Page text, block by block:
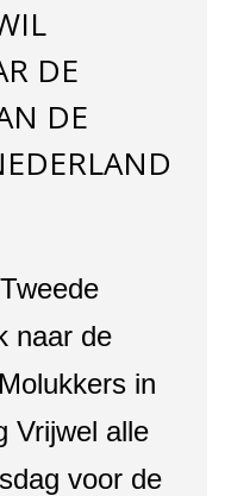
DE
DE
naar de
in
Vrijwel alle
voor de